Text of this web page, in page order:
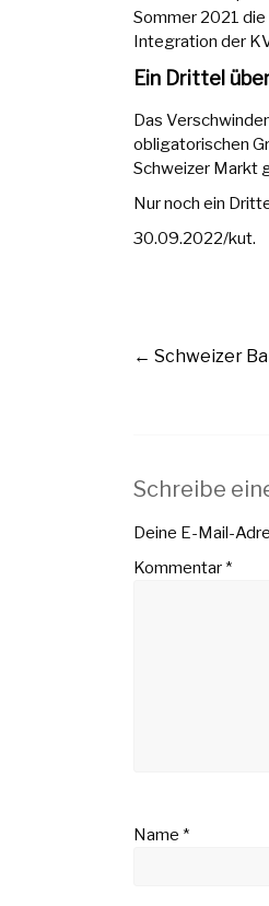
Sommer 2021
Integration der
Ein Drittel
Das
obligatorischen
Schweizer Markt
Nur noch ein
30.09.2022/kut.
← Schweizer
Schreibe
Deine E-Mail-
Kommentar*
Name *